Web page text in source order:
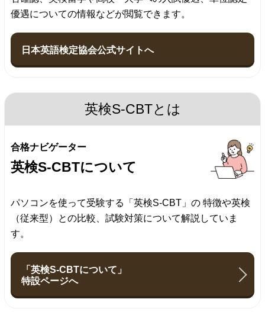
優遇についての情報などが閲覧できます。
⽇本英語検定協会公式サイトへ
英検S-CBTとは
合格ナビゲーター
英検S-CBTについて
パソコンを使って受験する「英検S-CBT」の 特徴や英検
（従来型）との比較、試験対策について解説していま
す。
「英検S-CBTについて」
特設ページへ